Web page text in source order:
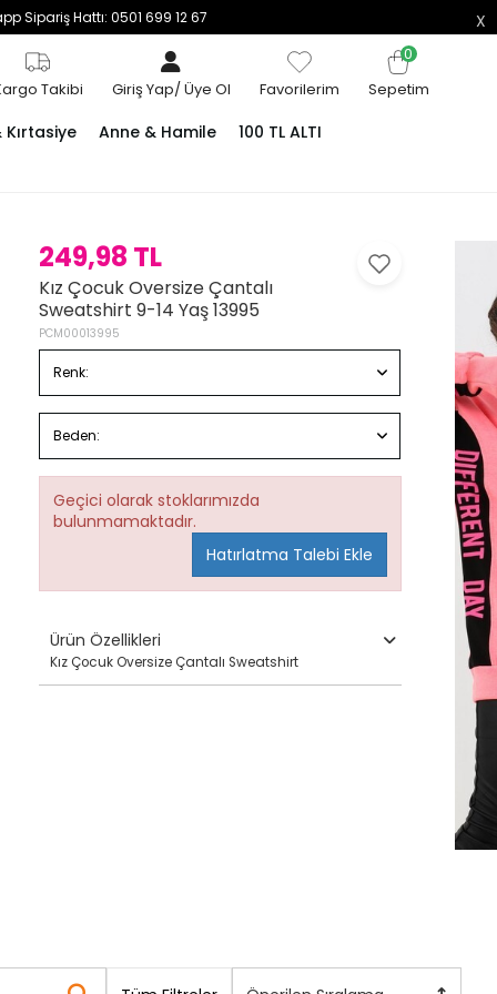
Sipariş Hattı: 0501 699 12 67
Takibi Giriş Yap/Üye Ol Favorilerim
0
Sepetim
Anne & Hamile
100 TL ALTI
249,98 TL
Kız Çocuk Oversize Çantalı
Sweatshirt 9-14 Yaş 13995
PCM00013995
Renk:
Beden:
Geçici olarak stoklarımızda
bulunmamaktadır.
Hatırlatma Talebi Ekle
Ürün Özellikleri
Kız Çocuk Oversize Çantalı Sweatshirt